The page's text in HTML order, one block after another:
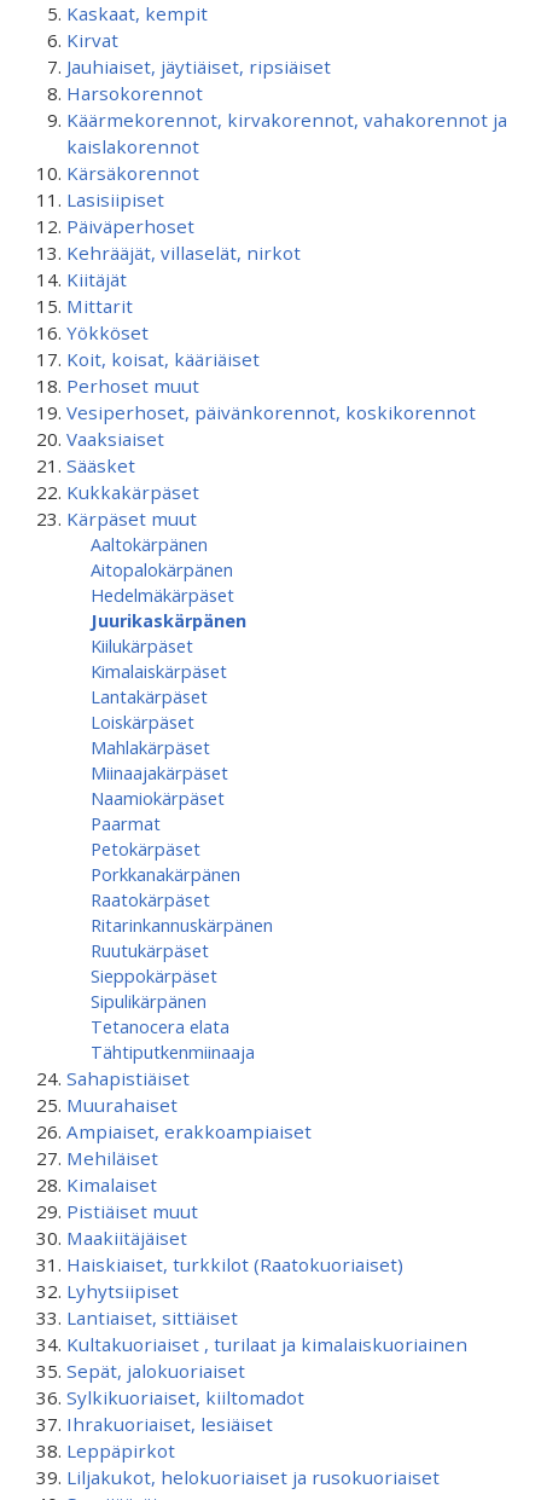
Kaskaat, kempit
Kirvat
Jauhiaiset, jäytiäiset, ripsiäiset
Harsokorennot
Käärmekorennot, kirvakorennot, vahakorennot ja
kaislakorennot
Kärsäkorennot
Lasisiipiset
Päiväperhoset
Kehrääjät, villaselät, nirkot
Kiitäjät
Mittarit
Yökköset
Koit, koisat, kääriäiset
Perhoset muut
Vesiperhoset, päivänkorennot, koskikorennot
Vaaksiaiset
Sääsket
Kukkakärpäset
Kärpäset muut
Aaltokärpänen
Aitopalokärpänen
Hedelmäkärpäset
Juurikaskärpänen
Kiilukärpäset
Kimalaiskärpäset
Lantakärpäset
Loiskärpäset
Mahlakärpäset
Miinaajakärpäset
Naamiokärpäset
Paarmat
Petokärpäset
Porkkanakärpänen
Raatokärpäset
Ritarinkannuskärpänen
Ruutukärpäset
Sieppokärpäset
Sipulikärpänen
Tetanocera elata
Tähtiputken­miinaaja
Sahapistiäiset
Muurahaiset
Ampiaiset, erakkoampiaiset
Mehiläiset
Kimalaiset
Pistiäiset muut
Maakiitäjäiset
Haiskiaiset, turkkilot (Raatokuoriaiset)
Lyhytsiipiset
Lantiaiset, sittiäiset
Kultakuoriaiset , turilaat ja kimalaiskuoriainen
Sepät, jalokuoriaiset
Sylkikuoriaiset, kiiltomadot
Ihrakuoriaiset, lesiäiset
Leppäpirkot
Liljakukot, helokuoriaiset ja rusokuoriaiset